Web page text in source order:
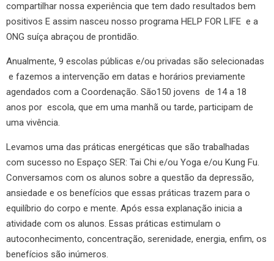
compartilhar nossa experiência que tem dado resultados bem
positivos E assim nasceu nosso programa HELP FOR LIFE e a
ONG suíça abraçou de prontidão.
Anualmente, 9 escolas públicas e/ou privadas são selecionadas
e fazemos a intervenção em datas e horários previamente
agendados com a Coordenação. São150 jovens de 14 a 18
anos por escola, que em uma manhã ou tarde, participam de
uma vivência.
Levamos uma das práticas energéticas que são trabalhadas
com sucesso no Espaço SER: Tai Chi e/ou Yoga e/ou Kung Fu.
Conversamos com os alunos sobre a questão da depressão,
ansiedade e os benefícios que essas práticas trazem para o
equilíbrio do corpo e mente. Após essa explanação inicia a
atividade com os alunos. Essas práticas estimulam o
autoconhecimento, concentração, serenidade, energia, enfim, os
benefícios são inúmeros.